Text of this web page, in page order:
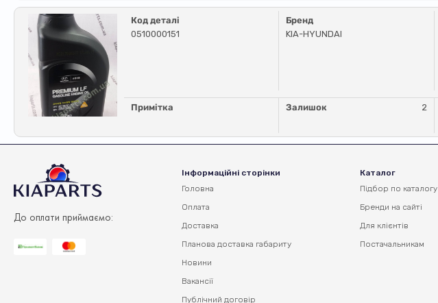
Код деталі
0510000151
Бренд
KIA-HYUNDAI
Примітка Залишок 2
До оплати приймаємо:
Інформаційні сторінки
Головна
Оплата
Доставка
Планова доставка габариту
Новини
Вакансії
Публічний договір
Каталог
Підбор по каталогу
Бренди на сайті
Для клієнтів
Постачальникам